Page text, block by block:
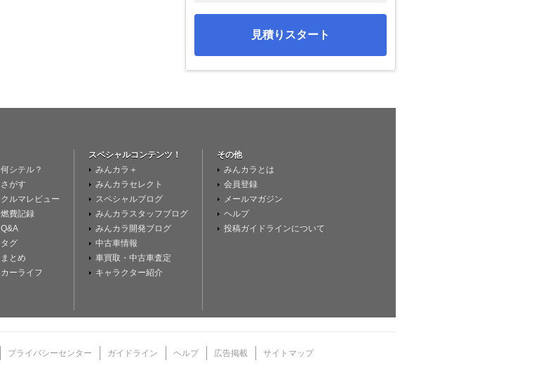
見積りスタート
何シテル？
さがす
クルマレビュー
燃費記録
Q&A
タグ
まとめ
カーライフ
スペシャルコンテンツ！
みんカラ＋
みんカラセレクト
スペシャルブログ
みんカラスタッフブログ
みんカラ開発ブログ
中古車情報
車買取・中古車査定
キャラクター紹介
その他
みんカラとは
会員登録
メールマガジン
ヘルプ
投稿ガイドラインについて
プライバシーセンター ガイドライン ヘルプ 広告掲載 サイトマップ